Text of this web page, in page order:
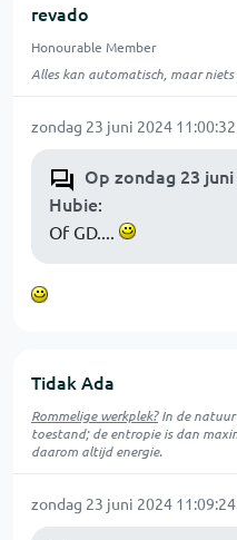
revado
Honourable Member
Alles kan automatisch, maar
zondag 23 juni 2024 11:00:32
Op zondag 23
Hubie:
Of GD....
Tidak Ada
Rommelige werkplek?In de natuur
toestand; de entropie is dan
daarom altijd energie.
zondag 23 juni 2024 11:09:24